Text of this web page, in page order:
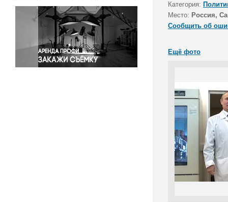
Светская жизнь
Спорт
Экология
Экономика и бизнес
Категория:
Место: Россия,
Сообщить об
Ещё фото